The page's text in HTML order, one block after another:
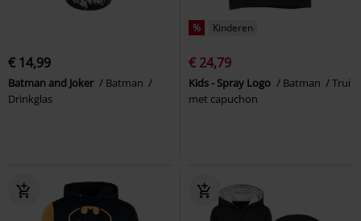
€ 14,99
Batman and Joker
Batman
Drinkglas
% Kinderen
€ 24,79
Kids - Spray Logo Batman
Trui
met capuchon